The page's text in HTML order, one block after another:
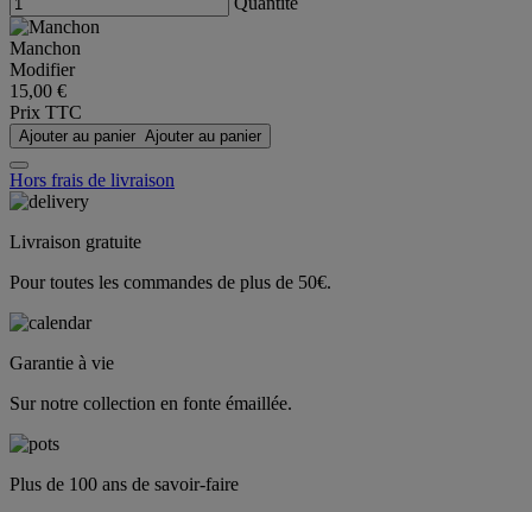
Manchon
Modifier
15,00 €
Prix TTC
Ajouter au panier Ajouter au panier
Hors frais de livraison
Livraison gratuite
Pour toutes les commandes de plus de 50€.
Garantie à vie
Sur notre collection en fonte émaillée.
Plus de 100 ans de savoir-faire